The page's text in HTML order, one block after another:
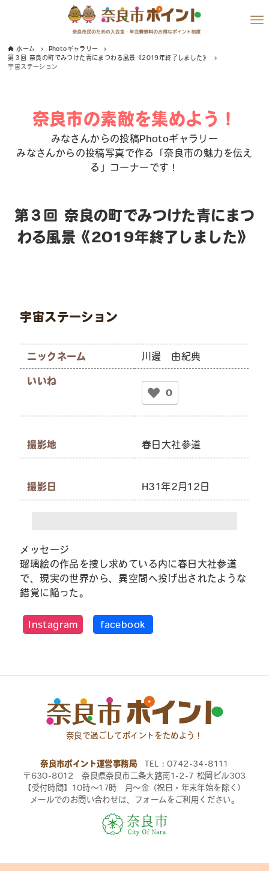
ホーム
Photoギャラリー
第３回 奈良の町でみつけた青にまつわる風景《2019年終了しました》
宇宙ステーション
奈良市の素敵を集めよう！
みなさんからの投稿Photoギャラリー
みなさんからの投稿写真で作る「奈良市の魅力を伝え
る」コーナーです！
第３回 奈良の町でみつけた青にまつ
わる風景《2019年終了しました》
宇宙ステーション
ニックネーム 川邊 由紀典
いいね
0
撮影地 春日大社参道
撮影日 H31年2月12日
メッセージ
瑠璃絵の作品を捜し求めている内に春日大社参道
で、現実の世界から、異空間へ投げ出されたような
錯覚に陥った。
Instagram facebook
奈良で過ごしてポイントをためよう！
奈良市ポイント運営事務局 TEL：0742-34-8111
〒630-8012 奈良県奈良市二条大路南1-2-7 松岡ビル303
【受付時間】10時〜17時 月〜金（祝日・年末年始を除く）
メールでのお問い合わせは、フォームをご利用ください。